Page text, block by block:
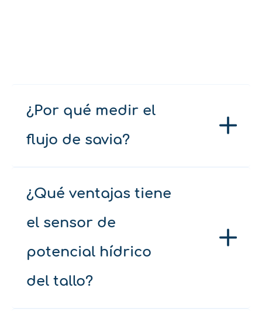
¿Por qué medir el
flujo de savia?
¿Qué ventajas tiene
el sensor de
potencial hídrico
del tallo?